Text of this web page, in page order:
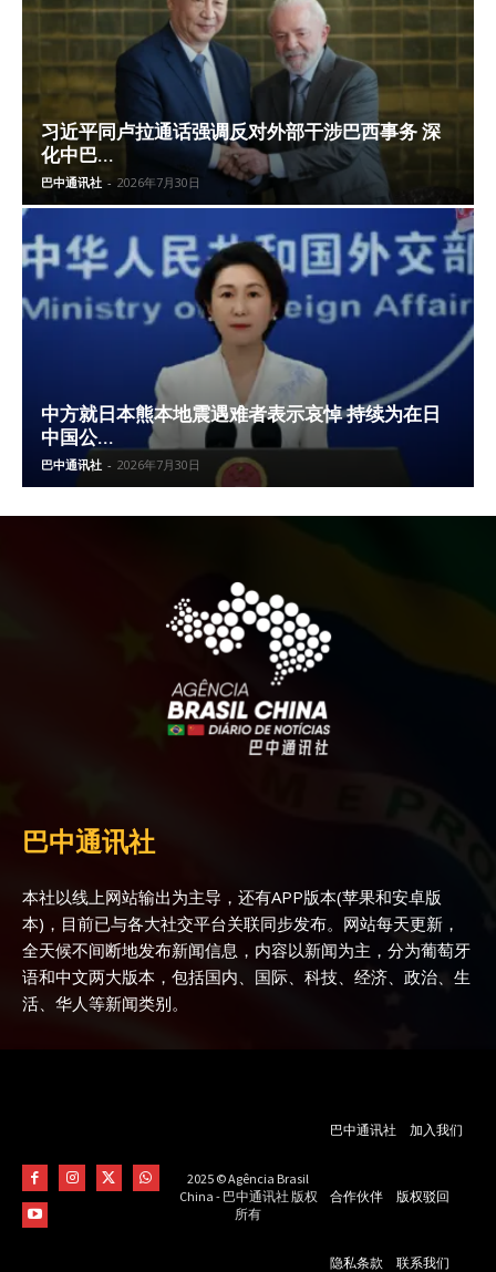
习近平同卢拉通话强调反对外部干涉巴西事务 深
化中巴...
巴中通讯社 - 2026年7月30日
中方就日本熊本地震遇难者表示哀悼 持续为在日
中国公...
巴中通讯社 - 2026年7月30日
巴中通讯社
本社以线上网站输出为主导，还有APP版本(苹果和安卓版
本)，目前已与各大社交平台关联同步发布。网站每天更新，
全天候不间断地发布新闻信息，内容以新闻为主，分为葡萄牙
语和中文两大版本，包括国内、国际、科技、经济、政治、生
活、华人等新闻类别。
2025 © Agência Brasil
China - 巴中通讯社 版权
所有
巴中通讯社 加入我们
合作伙伴 版权驳回
隐私条款 联系我们